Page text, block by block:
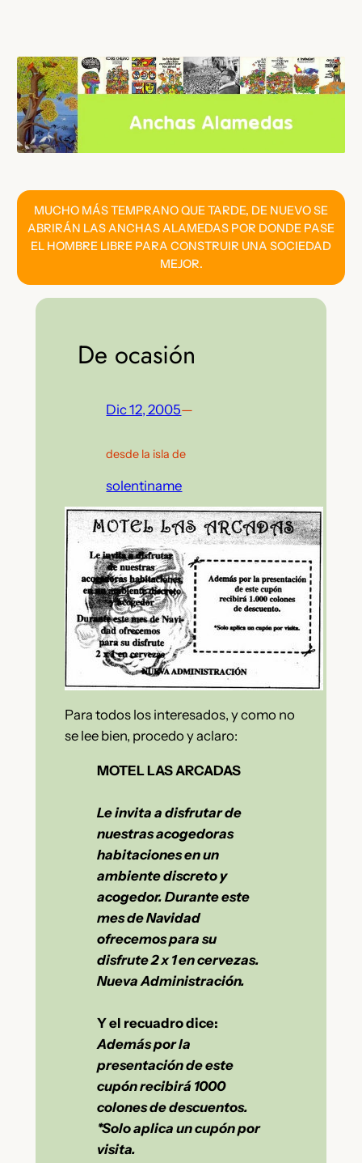
contenido
MUCHO MÁS TEMPRANO QUE TARDE, DE NUEVO SE
ABRIRÁN LAS ANCHAS ALAMEDAS POR DONDE PASE
EL HOMBRE LIBRE PARA CONSTRUIR UNA SOCIEDAD
MEJOR.
De ocasión
Dic 12, 2005—
desde la isla de
solentiname
Para todos los interesados, y como no
se lee bien, procedo y aclaro:
MOTEL LAS ARCADAS
Le invita a disfrutar de
nuestras acogedoras
habitaciones en un
ambiente discreto y
acogedor. Durante este
mes de Navidad
ofrecemos para su
disfrute 2 x 1 en cervezas.
Nueva Administración.
Y el recuadro dice:
Además por la
presentación de este
cupón recibirá 1000
colones de descuentos.
*Solo aplica un cupón por
visita.